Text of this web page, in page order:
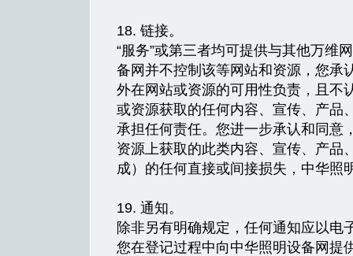
18. 链接。
“服务”或第三者均可提供与其他万维
备网并不控制该等网站和资源，您承
外在网站或资源的可用性负责，且不
或资源获取的任何内容、宣传、产品
承担任何责任。您进一步承认和同意
资源上获取的此类内容、宣传、产品
成）的任何直接或间接损失，中华照
19. 通知。
除非另有明确规定，任何通知应以电
您在登记过程中向中华照明设备网提